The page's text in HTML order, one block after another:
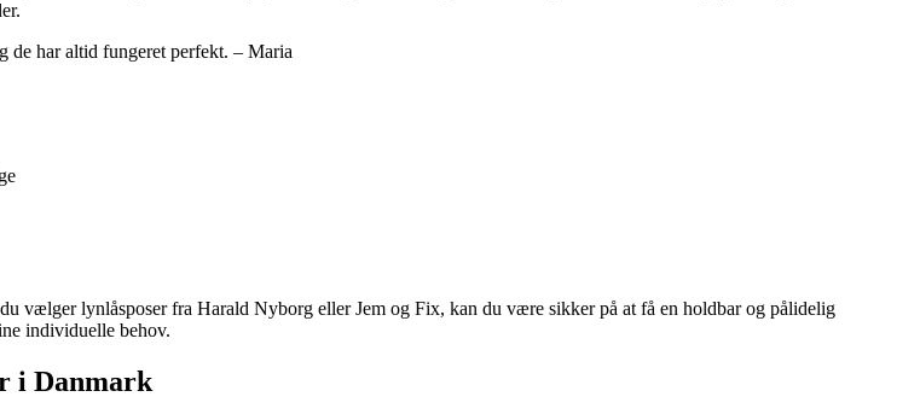
de har altid fungeret perfekt. – Maria
vælger lynlåsposer fra Harald Nyborg eller Jem og Fix, kan du være sikker på at få en holdbar og pålidelig
individuelle behov.
i Danmark